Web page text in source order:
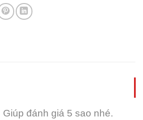
Giúp đánh giá 5 sao nhé.